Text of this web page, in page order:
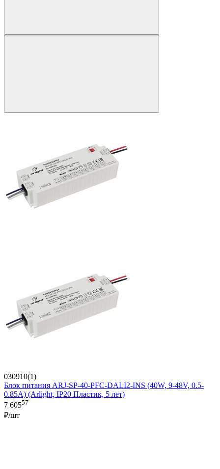
030910(1)
Блок питания ARJ-SP-40-PFC-DALI2-INS (40W, 9-48V, 0.5-
0.85A) (Arlight, IP20 Пластик, 5 лет)
7 60557
₽/шт